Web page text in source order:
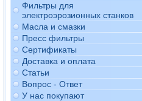
Фильтры для
электроэрозионных станков
Масла и смазки
Пресс фильтры
Сертификаты
Доставка и оплата
Статьи
Вопрос - Ответ
У нас покупают